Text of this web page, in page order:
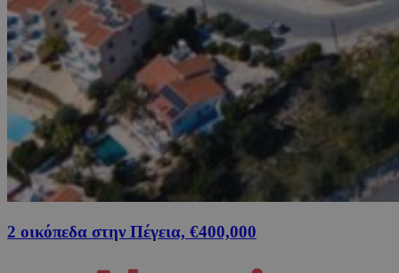
2 οικόπεδα στην Πέγεια, €400,000